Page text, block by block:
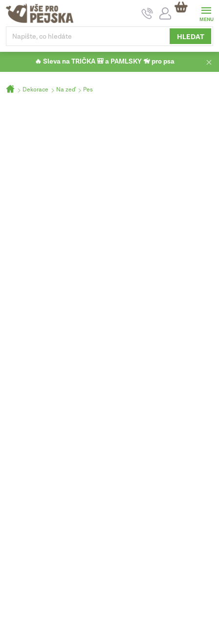
Přejít
obsah
HLEDAT
NÁKUPNÍ
KOŠÍK
🔥 Sleva na TRIČKA 🎒 a PAMLSKY 🦮 pro psa
DomůDekorace Na zeď Pes